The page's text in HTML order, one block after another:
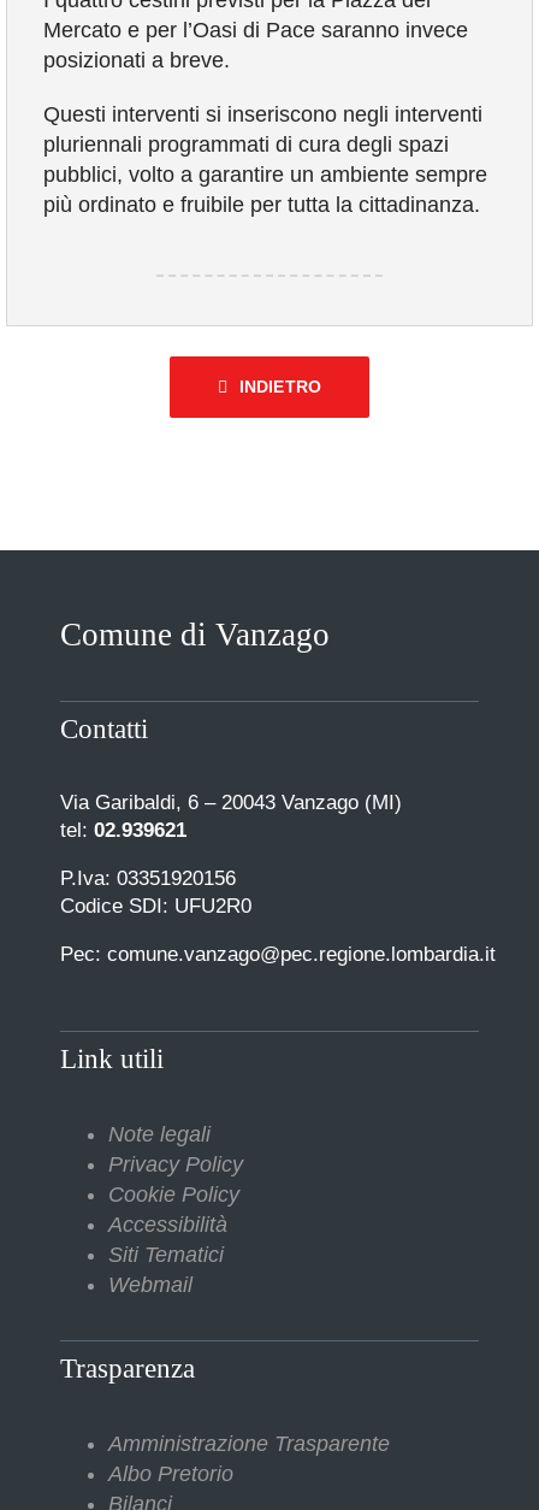
Mercato e per l’Oasi di Pace saranno invece
posizionati a breve.
Questi interventi si inseriscono negli interventi
pluriennali programmati di cura degli spazi
pubblici, volto a garantire un ambiente sempre
più ordinato e fruibile per tutta la cittadinanza.
INDIETRO
Comune di Vanzago
Contatti
Via Garibaldi, 6 – 20043 Vanzago (MI)
tel: 02.939621
P.Iva: 03351920156
Codice SDI: UFU2R0
Pec: comune.vanzago@pec.regione.lombardia.it
Link utili
Note legali
Privacy Policy
Cookie Policy
Accessibilità
Siti Tematici
Webmail
Trasparenza
Amministrazione Trasparente
Albo Pretorio
Bilanci